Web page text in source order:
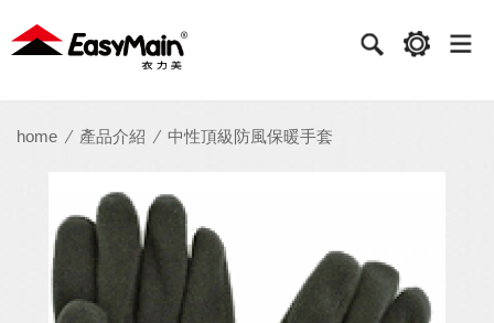
衣
力
實home 產品介紹 中性頂級防風保暖手套